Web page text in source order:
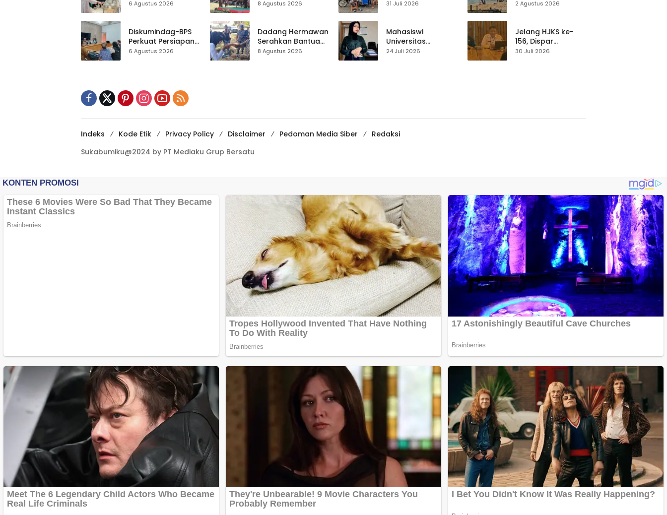
Agung
Museum Keramik
Hampir 500 Koleksi
Dipisahkan
6 Agustus 2026
Diskumindag-BPS
Perkuat Persiapan
Sensus Ekonomi,
6 Agustus 2026
KANIRA, Tekankan
Pembentukan
Karakter
8 Agustus 2026
Dadang Hermawan
Serahkan Bantuan
Seragam
8 Agustus 2026
Ketua DPRD, H.
Pasar Cisaat
31 Juli 2026
Mahasiswi
Universitas
Muhammadiyah
24 Juli 2026
Wisatawan,
Waspada
2 Agustus 2026
Jelang HJKS ke-
156, Dispar
Kabupaten
30 Juli 2026
Indeks Kode Etik Privacy Policy Disclaimer Pedoman Media Siber
Redaksi
Sukabumiku@2024 by PT Mediaku Grup Bersatu